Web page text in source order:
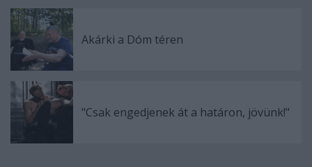
Akárki a Dóm téren
"Csak engedjenek át a határon, jövünk!"